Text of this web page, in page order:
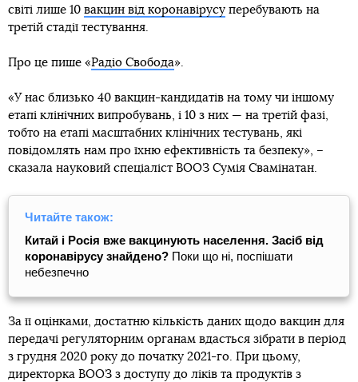
світі лише 10 вакцин від коронавірусу перебувають на
третій стадії тестування.
Про це пише «Радіо Свобода».
«У нас близько 40 вакцин-кандидатів на тому чи іншому
етапі клінічних випробувань, і 10 з них — на третій фазі,
тобто на етапі масштабних клінічних тестувань, які
повідомлять нам про їхню ефективність та безпеку», –
сказала науковий спеціаліст ВООЗ Сумія Свамінатан.
Читайте також:
Китай і Росія вже вакцинують населення. Засіб від
коронавірусу знайдено? Поки що ні, поспішати
небезпечно
За її оцінками, достатню кількість даних щодо вакцин для
передачі регуляторним органам вдасться зібрати в період
з грудня 2020 року до початку 2021-го. При цьому,
директорка ВООЗ з доступу до ліків та продуктів з